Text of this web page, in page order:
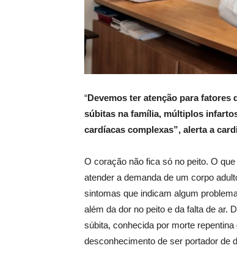
“Devemos ter atenção para
súbitas na família, múltiplos
cardíacas complexas”, alerta a
O coração não fica só no peito. O
atender a demanda de um corpo
sintomas que indicam algum
além da dor no peito e da falta de ar.
súbita, conhecida por morte
desconhecimento de ser portador de